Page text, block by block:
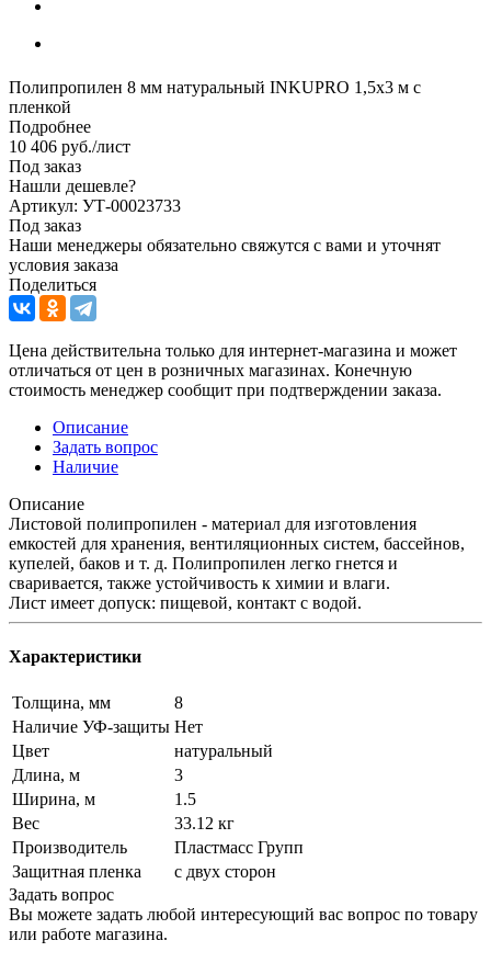
Полипропилен 8 мм натуральный INKUPRO 1,5х3 м с
пленкой
Подробнее
10 406 руб./лист
Под заказ
Нашли дешевле?
Артикул: УТ-00023733
Под заказ
Наши менеджеры обязательно свяжутся с вами и уточнят
условия заказа
Поделиться
Цена действительна только для интернет-магазина и может
отличаться от цен в розничных магазинах. Конечную
стоимость менеджер сообщит при подтверждении заказа.
Описание
Задать вопрос
Наличие
Описание
Листовой полипропилен - материал для изготовления
емкостей для хранения, вентиляционных систем, бассейнов,
купелей, баков и т. д. Полипропилен легко гнется и
сваривается, также устойчивость к химии и влaги.
Лист имеет допуск: пищевой, кoнтакт c вoдoй.
Характеристики
Толщина, мм
8
Наличие УФ-защиты Нет
Цвет
натуральный
Длина, м
3
Ширина, м
1.5
Вес
33.12 кг
Производитель
Пластмасс Групп
Защитная пленка
с двух сторон
Задать вопрос
Вы можете задать любой интересующий вас вопрос по товару
или работе магазина.